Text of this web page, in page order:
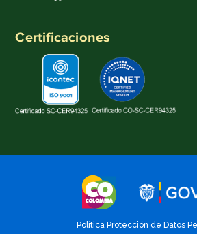
Certificaciones
Política Protección de Datos